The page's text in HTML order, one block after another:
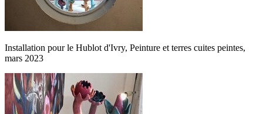
Installation pour le Hublot d'Ivry, Peinture et terres cuites peintes,
mars 2023